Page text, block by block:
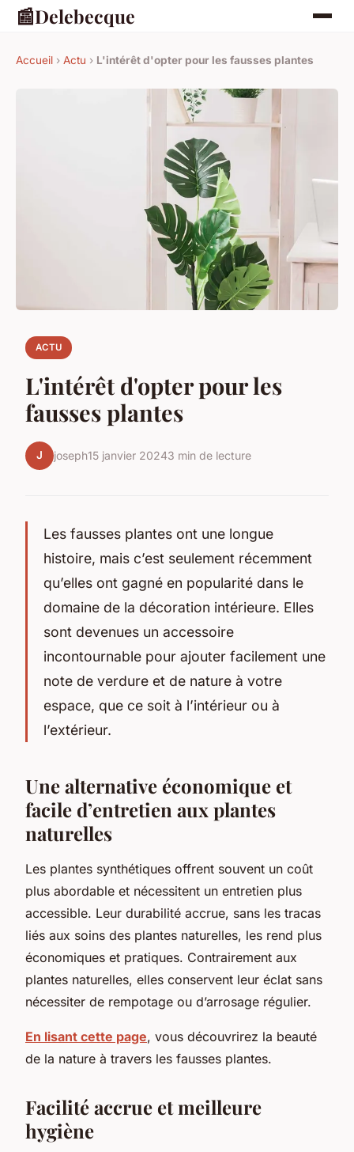
📰Delebecque
Accueil › Actu › L'intérêt d'opter pour les fausses plantes
ACTU
L'intérêt d'opter pour les
fausses plantes
J joseph15 janvier 20243 min de lecture
Les fausses plantes ont une longue
histoire, mais c’est seulement récemment
qu’elles ont gagné en popularité dans le
domaine de la décoration intérieure. Elles
sont devenues un accessoire
incontournable pour ajouter facilement une
note de verdure et de nature à votre
espace, que ce soit à l’intérieur ou à
l’extérieur.
Une alternative économique et
facile d’entretien aux plantes
naturelles
Les plantes synthétiques offrent souvent un coût
plus abordable et nécessitent un entretien plus
accessible. Leur durabilité accrue, sans les tracas
liés aux soins des plantes naturelles, les rend plus
économiques et pratiques. Contrairement aux
plantes naturelles, elles conservent leur éclat sans
nécessiter de rempotage ou d’arrosage régulier.
En lisant cette page, vous découvrirez la beauté
de la nature à travers les fausses plantes.
Facilité accrue et meilleure
hygiène